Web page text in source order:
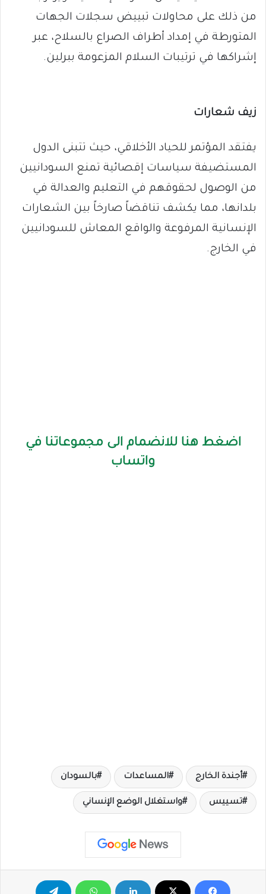
من ذلك على محاولات تبييض سجلات الجهات
المتورطة في إمداد أطراف الصراع بالسلاح، عبر
إشراكها في ترتيبات السلام المزعومة ببرلين.
زيف شعارات
يفتقد المؤتمر للحياد الأخلاقي، حيث تتبنى الدول
المستضيفة سياسات إقصائية تمنع السودانيين
من الوصول لحقوقهم في التعليم والعدالة في
بلدانها، مما يكشف تناقضاً صارخاً بين الشعارات
الإنسانية المرفوعة والواقع المعاش للسودانيين
في الخارج.
اضغط هنا للانضمام الى مجموعاتنا في
واتساب
أجندة الخارج المساعدات بالسودان
تسييس واستغلال الوضع الإنساني